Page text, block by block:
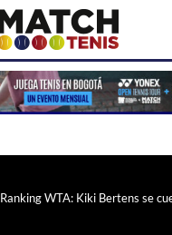
Ranking WTA: Kiki Bertens se